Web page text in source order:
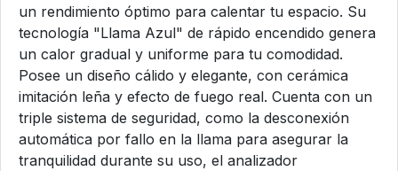
un rendimiento óptimo para calentar tu espacio. Su
tecnología "Llama Azul" de rápido encendido genera
un calor gradual y uniforme para tu comodidad.
Posee un diseño cálido y elegante, con cerámica
imitación leña y efecto de fuego real. Cuenta con un
triple sistema de seguridad, como la desconexión
automática por fallo en la llama para asegurar la
tranquilidad durante su uso, el analizador